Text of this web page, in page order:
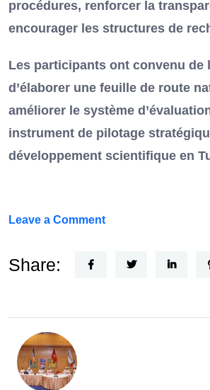
procédures, renforcer la
encourager les structures de
Les participants ont convenu de
d’élaborer une feuille de route
améliorer le système
instrument de pilotage
développement scientifique en
Leave a Commenton
Horizon
la
Share: